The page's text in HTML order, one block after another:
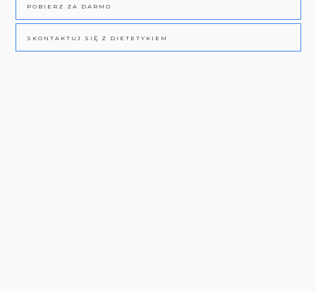
POBIERZ ZA DARMO
SKONTAKTUJ SIĘ Z DIETETYKIEM